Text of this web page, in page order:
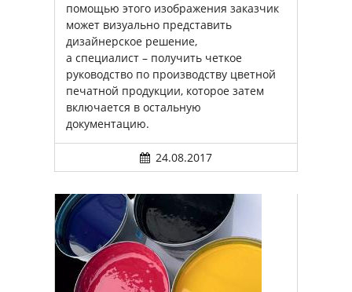
помощью этого изображения заказчик
может визуально представить
дизайнерское решение,
а специалист – получить четкое
руководство по производству цветной
печатной продукции, которое затем
включается в остальную
документацию.
24.08.2017